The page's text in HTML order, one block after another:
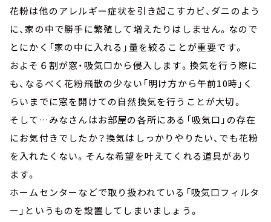
花粉は他のアレルギー症状を引き起こすカビ、ダニのよう
に、家の中で勝手に繁殖して増えたりはしません。なので
とにかく「家の中に入れる」量を絞ることが重要です。
およそ６割が窓・吸気口から侵入します。換気を行う際に
も、なるべく花粉飛散の少ない「明け方から午前10時」く
らいまでに窓を開けての自然換気を行うことが大切。
そして…みなさんはお部屋の各所にある「吸気口」の存在
にお気付きでしたか？換気はしっかりやりたい、でも花粉
を入れたくない。そんな希望を叶えてくれる道具があり
ます。
ホームセンターなどで取り扱われている「吸気口フィルタ
ー」というものを設置してしまいましょう。